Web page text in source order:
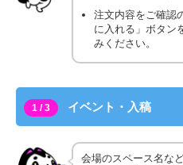
注文内容をご確認
に入れる」ボタン
みください。
1 / 3 イベント・入稿
会場のスペース名な